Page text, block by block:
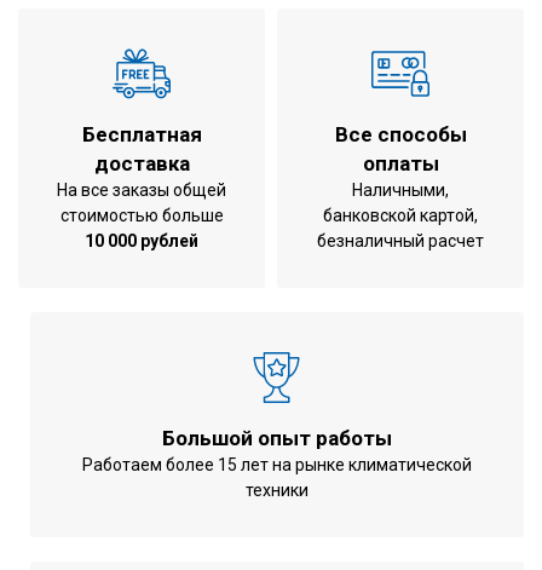
Холодопроизводительность
3,51 кВт
Габариты внутреннего блока
мм (ВхШхГ)
Вес внутреннего блока
26 кг
Расход воды (охлаждение /
обогрев)
602 л/час
Объем воды в теплообменнике
Бесплатная
доставка
На все заказы общей
стоимостью больше
10 000 рублей
Все способы
оплаты
Наличными,
банковской картой,
безналичный расчет
Большой опыт работы
Работаем более 15 лет на рынке климатической
техники